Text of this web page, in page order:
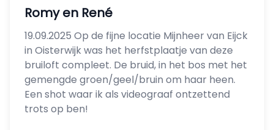
Romy en René
19.09.2025 Op de fijne locatie Mijnheer van Eijck
in Oisterwijk was het herfstplaatje van deze
bruiloft compleet. De bruid, in het bos met het
gemengde groen/geel/bruin om haar heen.
Een shot waar ik als videograaf ontzettend
trots op ben!